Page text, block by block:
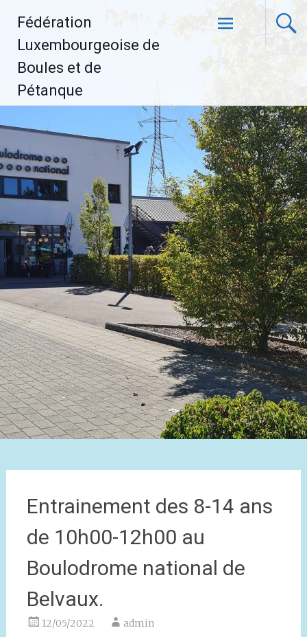
contenu
Fédération
Luxembourgeoise de
Boules et de
Pétanque
Entrainement des 8-14 ans
de 10h00-12h00 au
Boulodrome national de
Belvaux.
12/05/2022 admin